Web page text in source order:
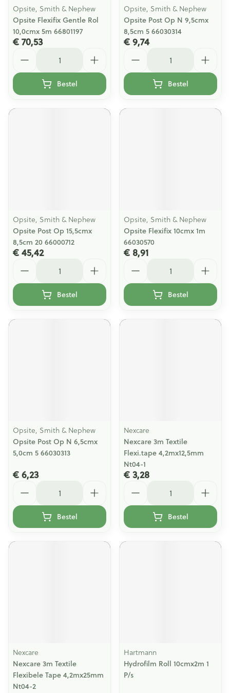
Opsite, Smith & Nephew
Opsite Flexifix Gentle Rol
10,0cmx 5m 66801197
€ 70,53
Bestel
Opsite, Smith & Nephew
Opsite Post Op N 9,5cmx
8,5cm 5 66030314
€ 9,74
Bestel
Opsite, Smith & Nephew
Opsite Post Op 15,5cmx
8,5cm 20 66000712
€ 45,42
Bestel
Opsite, Smith & Nephew
Opsite Flexifix 10cmx 1m
66030570
€ 8,91
Bestel
Opsite, Smith & Nephew
Opsite Post Op N 6,5cmx
5,0cm 5 66030313
€ 6,23
Bestel
Nexcare
Nexcare 3m Textile
Flexi.tape 4,2mx12,5mm
Nt04-1
€ 3,28
Bestel
Nexcare
Nexcare 3m Textile
Flexibele Tape 4,2mx25mm
Nt04-2
Hartmann
Hydrofilm Roll 10cmx2m 1
P/s